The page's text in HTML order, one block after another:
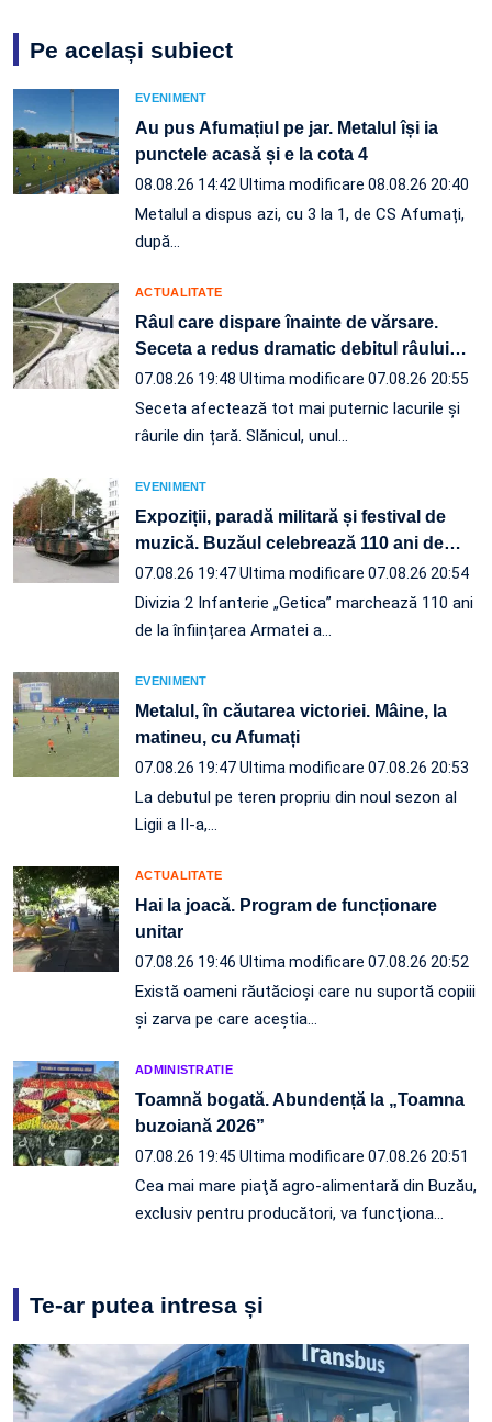
Pe același subiect
EVENIMENT
Au pus Afumațiul pe jar. Metalul își ia
punctele acasă și e la cota 4
08.08.26 14:42 Ultima modificare 08.08.26 20:40
Metalul a dispus azi, cu 3 la 1, de CS Afumați,
după…
ACTUALITATE
Râul care dispare înainte de vărsare.
Seceta a redus dramatic debitul râului…
07.08.26 19:48 Ultima modificare 07.08.26 20:55
Seceta afectează tot mai puternic lacurile și
râurile din țară. Slănicul, unul…
EVENIMENT
Expoziții, paradă militară și festival de
muzică. Buzăul celebrează 110 ani de…
07.08.26 19:47Ultima modificare 07.08.26 20:54
Divizia 2 Infanterie „Getica” marchează 110 ani
de la înființarea Armatei a…
EVENIMENT
Metalul, în căutarea victoriei. Mâine, la
matineu, cu Afumați
07.08.26 19:47Ultima modificare 07.08.26 20:53
La debutul pe teren propriu din noul sezon al
Ligii a II-a,…
ACTUALITATE
Hai la joacă. Program de funcționare
unitar
07.08.26 19:46 Ultima modificare 07.08.26 20:52
Există oameni răutăcioși care nu suportă copiii
și zarva pe care aceștia…
ADMINISTRATIE
Toamnă bogată. Abundență la „Toamna
buzoiană 2026”
07.08.26 19:45 Ultima modificare 07.08.26 20:51
Cea mai mare piaţă agro-alimentară din Buzău,
exclusiv pentru producători, va funcţiona…
Te-ar putea intresa și